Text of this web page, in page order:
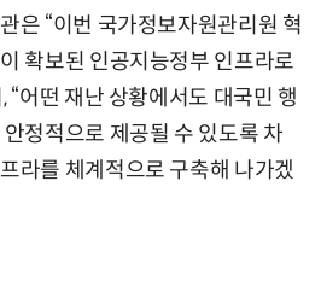
은 “이번 국가정보자원관리원 혁
확보된 인공지능정부 인프라로
“어떤 재난 상황에서도 대국민 행
정적으로 제공될 수 있도록 차
라를 체계적으로 구축해 나가겠